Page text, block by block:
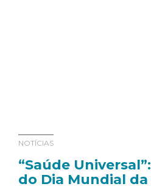
NOTÍCIAS
“Saúde
do Dia Mundial da